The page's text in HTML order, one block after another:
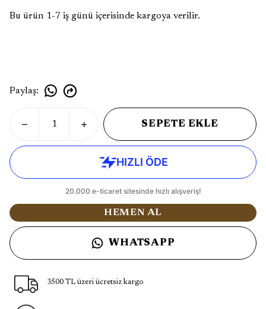
Bu ürün 1-7 iş günü içerisinde kargoya verilir.
Paylaş:
SEPETE EKLE
HEMEN AL
WHATSAPP
3500 TL üzeri ücretsiz kargo